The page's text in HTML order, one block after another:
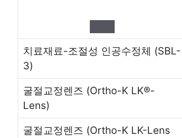
치료재료-조절성 인공수정체 (SBL-
3)
굴절교정렌즈 (Ortho-K LK®-
Lens)
굴절교정렌즈 (Ortho-K LK-Lens